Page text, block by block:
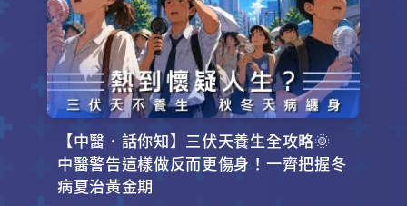
【中醫．話你知】三伏天養生全攻略🌞
中醫警告這樣做反而更傷身！一齊把握冬
病夏治黃金期